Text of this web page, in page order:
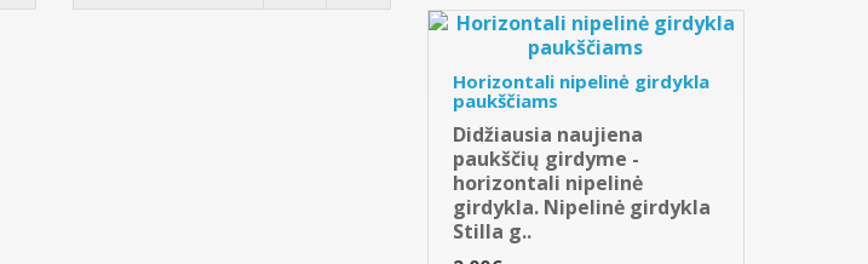
Horizontali nipelinė girdykla
paukščiams
Didžiausia naujiena
paukščių girdyme -
horizontali nipelinė
girdykla. Nipelinė girdykla
Stilla g..